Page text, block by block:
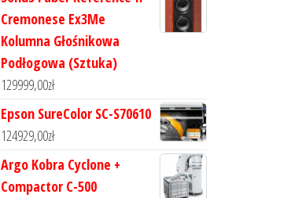
Cremonese Ex3Me
Kolumna Głośnikowa
Podłogowa (Sztuka)
129999,00zł
Epson SureColor SC-S70610
124929,00zł
Argo Kobra Cyclone +
Compactor C-500